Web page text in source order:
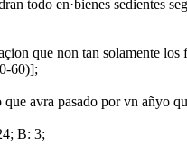
todo en·bienes sedientes
que non tan solamente
60)];
que avra pasado por vn añyo
B: 3;